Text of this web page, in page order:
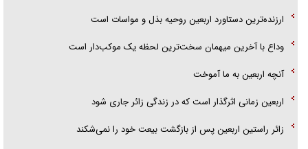
ارزنده‌ترین دستاورد اربعین روحیه بذل و مواسات است
وداع با آخرین میهمان سخت‌ترین لحظه یک موکب‌دار است
آنچه اربعین به ما آموخت
اربعین زمانی اثرگذار است که در زندگی زائر جاری شود
زائر راستین اربعین پس از بازگشت بیعت خود را نمی‌شکند